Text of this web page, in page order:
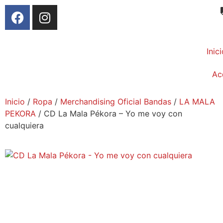
Inicio / Ropa / Merchandising Oficial Bandas / LA MALA
PEKORA / CD La Mala Pékora – Yo me voy con
cualquiera